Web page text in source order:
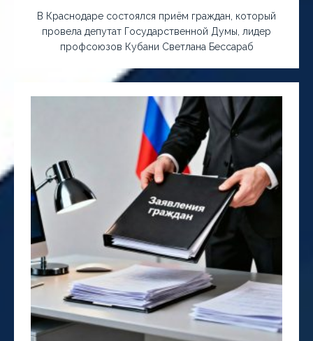
В Краснодаре состоялся приём граждан, который
провела депутат Государственной Думы, лидер
профсоюзов Кубани Светлана Бессараб